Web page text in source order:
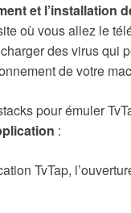
et l’installation
où vous allez le
des virus qui
de votre
pour émuler
:
TvTap,